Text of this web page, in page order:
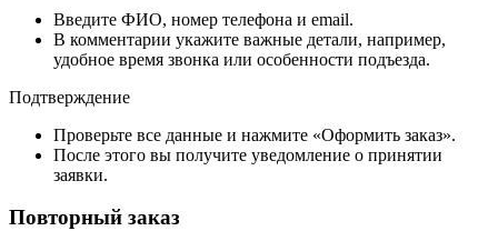
Введите ФИО, номер телефона и email.
В комментарии укажите важные детали, например,
удобное время звонка или особенности подъезда.
Подтверждение
Проверьте все данные и нажмите «Оформить заказ».
После этого вы получите уведомление о принятии
заявки.
Повторный заказ